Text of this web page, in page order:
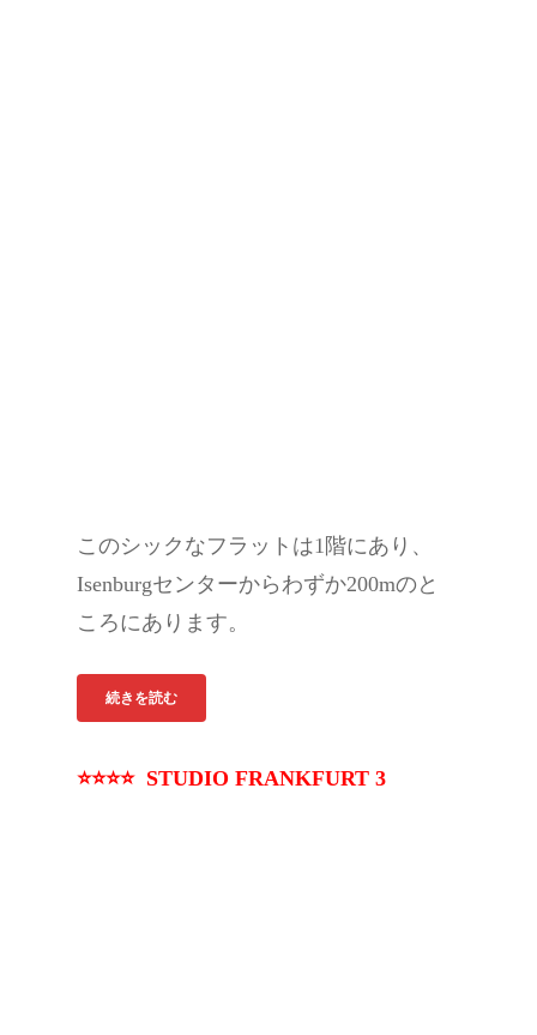
このシックなフラットは1階にあり、
Isenburgセンターからわずか200mのと
ころにあります。
続きを読む
⭐⭐⭐⭐ STUDIO FRANKFURT 3